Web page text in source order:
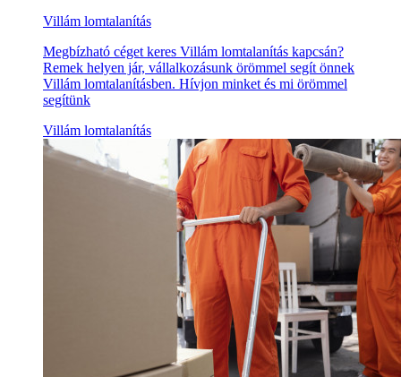
Villám lomtalanítás
Megbízható céget keres Villám lomtalanítás kapcsán?
Remek helyen jár, vállalkozásunk örömmel segít önnek
Villám lomtalanításben. Hívjon minket és mi örömmel
segítünk
Villám lomtalanítás